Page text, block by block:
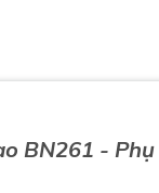
cầu nhà trọ giá
BN261 -